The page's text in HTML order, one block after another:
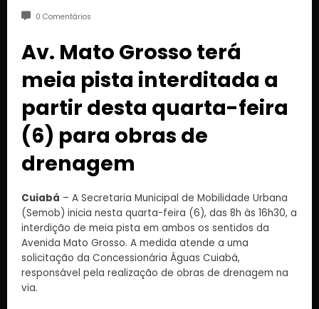
0 Comentários
Av. Mato Grosso terá
meia pista interditada a
partir desta quarta-feira
(6) para obras de
drenagem
Cuiabá – A Secretaria Municipal de Mobilidade Urbana
(Semob) inicia nesta quarta-feira (6), das 8h às 16h30, a
interdição de meia pista em ambos os sentidos da
Avenida Mato Grosso. A medida atende a uma
solicitação da Concessionária Águas Cuiabá,
responsável pela realização de obras de drenagem na
via.